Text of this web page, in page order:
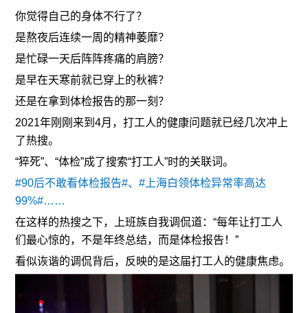
关于我们
你觉得自己的身体不行了？
是熬夜后连续一周的精神萎靡？
是忙碌一天后阵阵疼痛的肩膀？
是早在天寒前就已穿上的秋裤？
还是在拿到体检报告的那一刻？
2021年刚刚来到4月，打工人的健康问题就已经几次冲上
了热搜。
“猝死”、“体检”成了搜索“打工人”时的关联词。
#90后不敢看体检报告#、#上海白领体检异常率高达
99%#……
在这样的热搜之下，上班族自我调侃道：“每年让打工人
们最心惊的，不是年终总结，而是体检报告！”
看似诙谐的调侃背后，反映的是这届打工人的健康焦虑。